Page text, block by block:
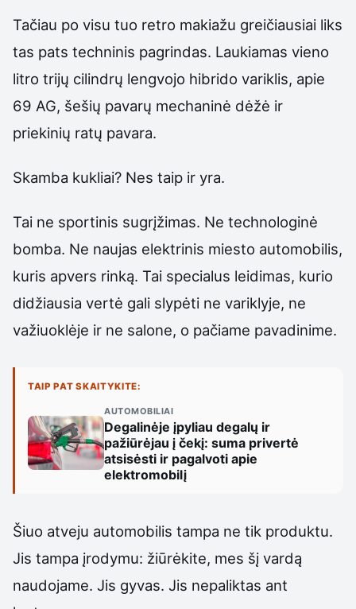
Tačiau po visu tuo retro makiažu greičiausiai liks
tas pats techninis pagrindas. Laukiamas vieno
litro trijų cilindrų lengvojo hibrido variklis, apie
69 AG, šešių pavarų mechaninė dėžė ir
priekinių ratų pavara.
Skamba kukliai? Nes taip ir yra.
Tai ne sportinis sugrįžimas. Ne technologinė
bomba. Ne naujas elektrinis miesto automobilis,
kuris apvers rinką. Tai specialus leidimas, kurio
didžiausia vertė gali slypėti ne variklyje, ne
važiuoklėje ir ne salone, o pačiame pavadinime.
TAIP PAT SKAITYKITE:
AUTOMOBILIAI
Degalinėje įpyliau degalų ir
pažiūrėjau į čekį: suma privertė
atsisėsti ir pagalvoti apie
elektromobilį
Šiuo atveju automobilis tampa ne tik produktu.
Jis tampa įrodymu: žiūrėkite, mes šį vardą
naudojame. Jis gyvas. Jis nepaliktas ant